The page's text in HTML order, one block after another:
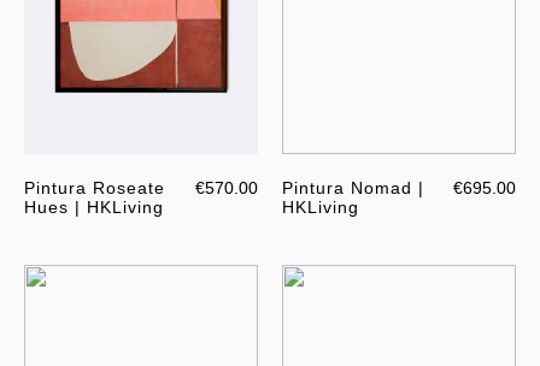
Pintura Roseate
Hues | HKLiving
€570.00
Pintura Nomad |
HKLiving
€695.00